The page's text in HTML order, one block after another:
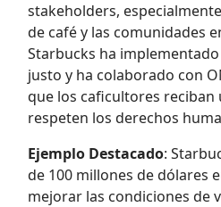
stakeholders,
de café y las comunidades
Starbucks ha
justo y ha colaborado con
que los caficultores
respeten los derechos
Ejemplo Destacado:
de 100 millones de dólares
mejorar las condiciones de